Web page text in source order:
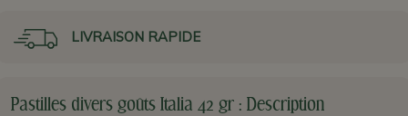
LIVRAISON RAPIDE
Pastilles divers goûts Italia 42 gr : Description